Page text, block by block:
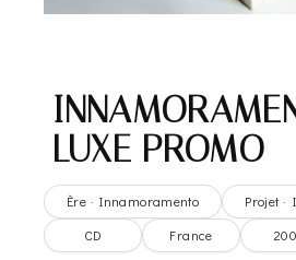
LUXE PROMO
Ère · Innamoramento
Projet ·
CD
France